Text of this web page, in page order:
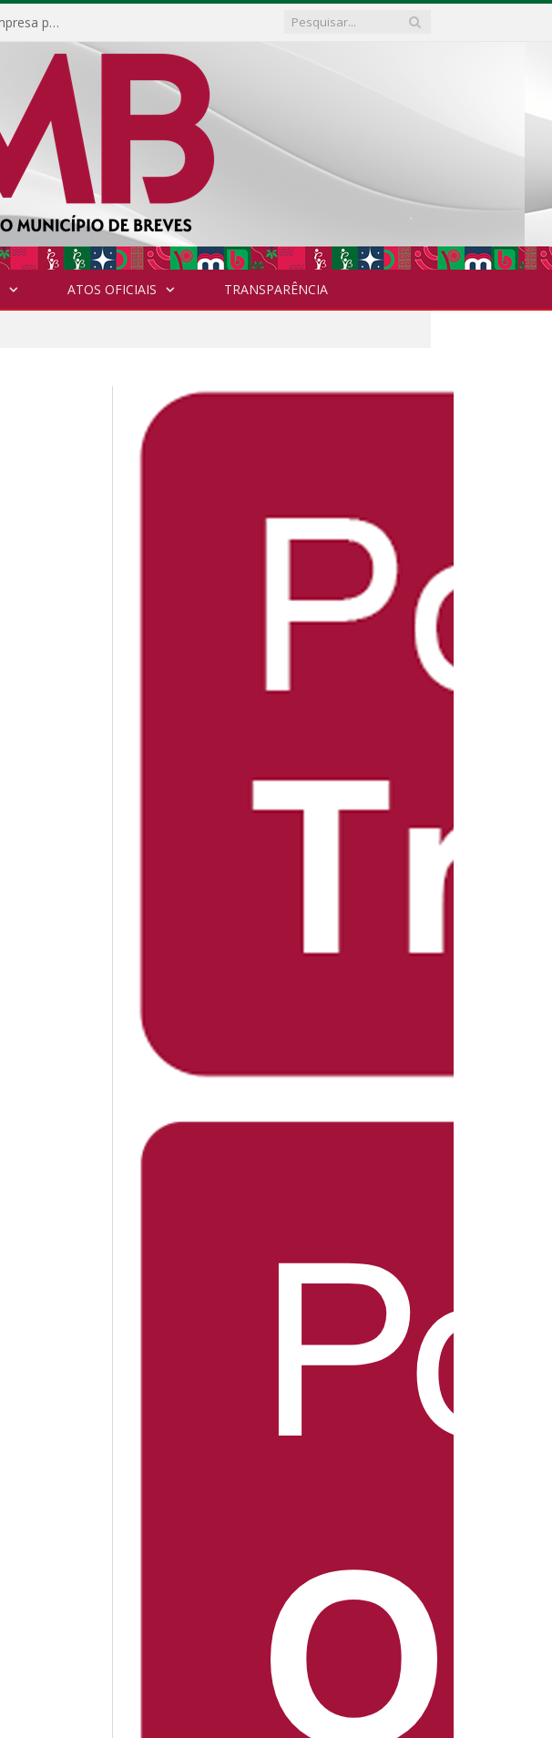
DISPENSA DE LICITAÇÃO Nº 003/2026 ( Contratação de empresa para fornecimento de gêneros alimentícios não perecíveis, materiais de expediente, descartáveis, copa e cozinha, para análise e posterior publicação.)
ATOS OFICIAIS TRANSPARÊNCIA